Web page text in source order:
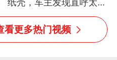
险，“拍出来让大家都避
免这个危险”
看更多热门视频